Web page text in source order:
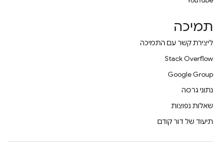
תמיכה
ליצירת קשר עם התמיכה
Stack Overflow
Google Group
נתוני גרסה
שאלות נפוצות
תיעוד של דור קודם